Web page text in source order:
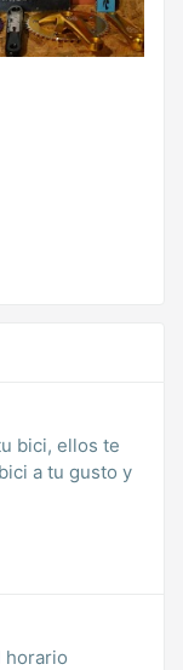
bici, ellos te
a tu gusto y
horario